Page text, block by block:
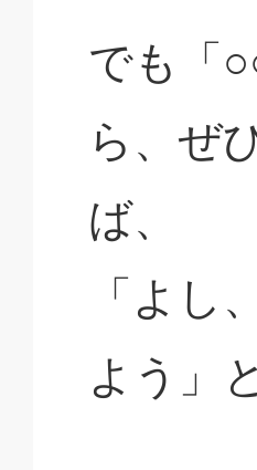
でも「
ら、ぜ
ば、
「よし
よう」